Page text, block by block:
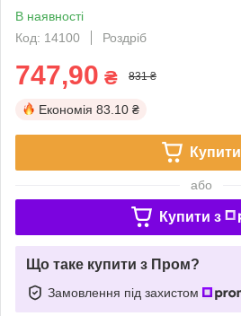
В наявності
Код: 14100
Роздріб
747,90 ₴ 831 ₴
Економія 83.10 ₴
Купити
або
Купити з
Що таке купити з Пром?
Замовлення під захистом